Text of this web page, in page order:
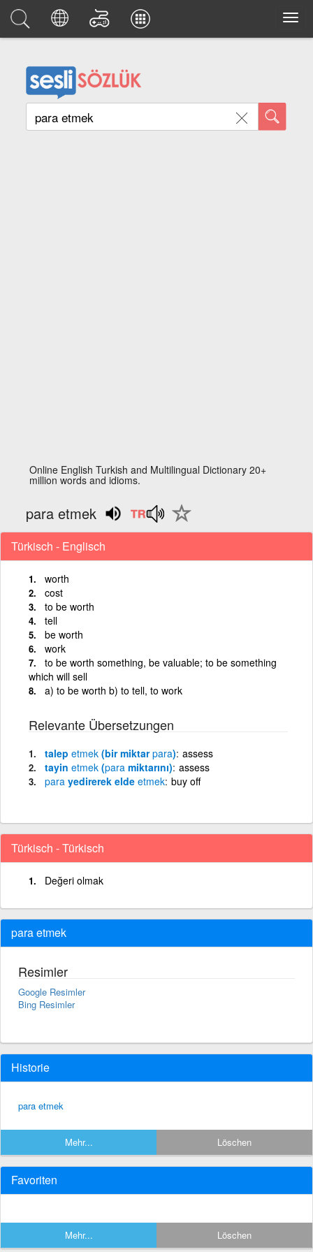
Online English Turkish and Multilingual Dictionary 20+
million words and idioms.
para etmek
Türkisch - Englisch
worth
cost
to be worth
tell
be worth
work
to be worth something, be valuable; to be something
which will sell
a) to be worth b) to tell, to work
Relevante Übersetzungen
talep etmek (bir miktarpara) assess
tayin etmek (para miktarını) assess
para yedirerek elde etmek buy off
Türkisch - Türkisch
Değeri olmak
para etmek
Resimler
Google Resimler
Bing Resimler
Historie
para etmek
Mehr... Löschen
Favoriten
Mehr... Löschen